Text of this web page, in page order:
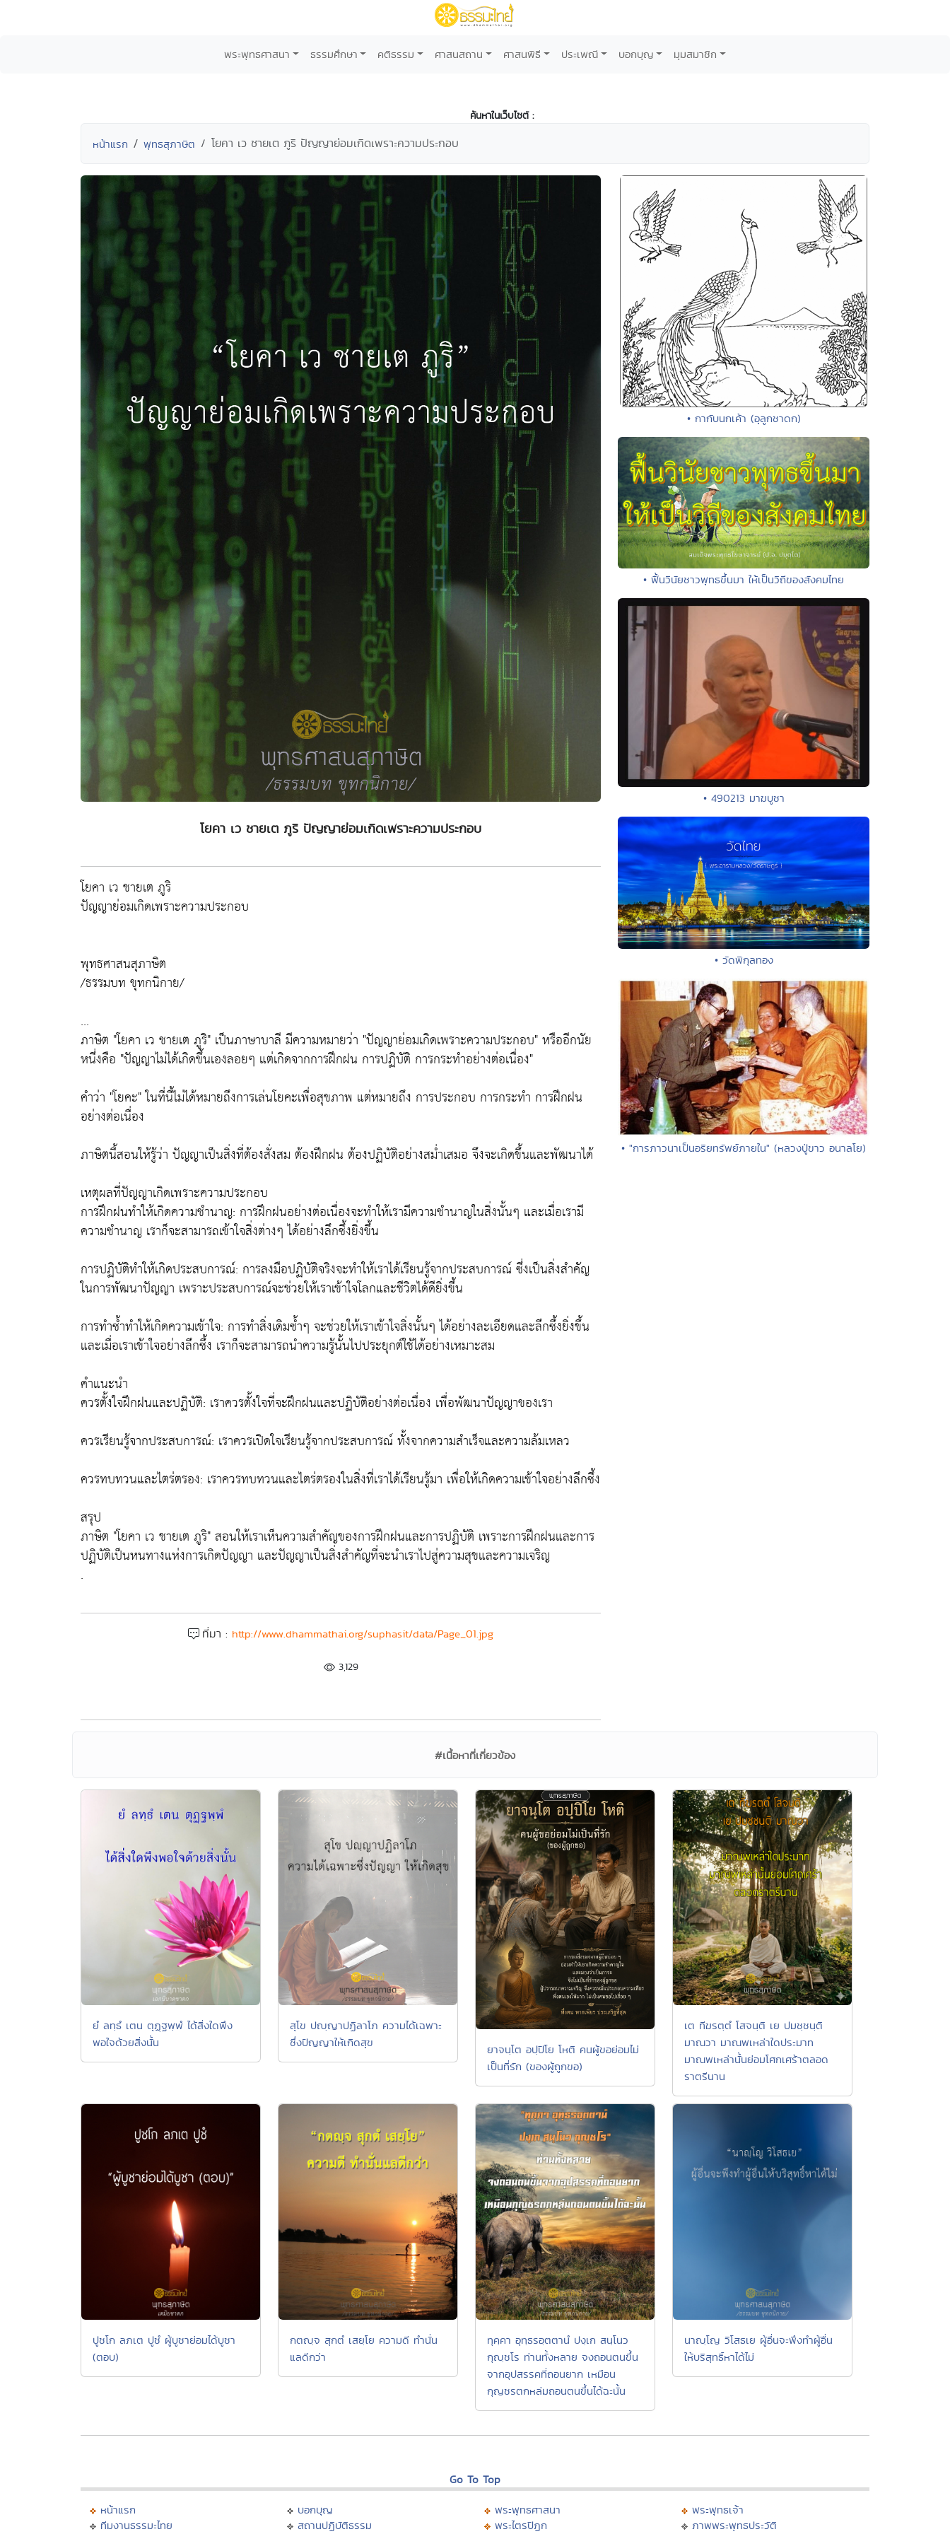
พระพุทธศาสนา ธรรมศึกษา คติธรรม ศาสนสถาน ศาสนพิธี ประเพณี บอกบุญ มุมสมาชิก
ค้นหาในเว็บไซต์ :
หน้าแรก พุทธสุภาษิต โยคา เว ชายเต ภูริ ปัญญาย่อมเกิดเพราะความประกอบ
โยคา เว ชายเต ภูริ ปัญญาย่อมเกิดเพราะความประกอบ
โยคา เว ชายเต ภูริ
ปัญญาย่อมเกิดเพราะความประกอบ
พุทธศาสนสุภาษิต
/ธรรมบท ขุทกนิกาย/
...
ภาษิต "โยคา เว ชายเต ภูริ" เป็นภาษาบาลี มีความหมายว่า "ปัญญาย่อมเกิดเพราะความประกอบ" หรืออีกนัย
หนึ่งคือ "ปัญญาไม่ได้เกิดขึ้นเองลอยๆ แต่เกิดจากการฝึกฝน การปฏิบัติ การกระทำอย่างต่อเนื่อง"
คำว่า "โยคะ" ในที่นี้ไม่ได้หมายถึงการเล่นโยคะเพื่อสุขภาพ แต่หมายถึง การประกอบ การกระทำ การฝึกฝน
อย่างต่อเนื่อง
ภาษิตนี้สอนให้รู้ว่า ปัญญาเป็นสิ่งที่ต้องสั่งสม ต้องฝึกฝน ต้องปฏิบัติอย่างสม่ำเสมอ จึงจะเกิดขึ้นและพัฒนาได้
เหตุผลที่ปัญญาเกิดเพราะความประกอบ
การฝึกฝนทำให้เกิดความชำนาญ: การฝึกฝนอย่างต่อเนื่องจะทำให้เรามีความชำนาญในสิ่งนั้นๆ และเมื่อเรามี
ความชำนาญ เราก็จะสามารถเข้าใจสิ่งต่างๆ ได้อย่างลึกซึ้งยิ่งขึ้น
การปฏิบัติทำให้เกิดประสบการณ์: การลงมือปฏิบัติจริงจะทำให้เราได้เรียนรู้จากประสบการณ์ ซึ่งเป็นสิ่งสำคัญ
ในการพัฒนาปัญญา เพราะประสบการณ์จะช่วยให้เราเข้าใจโลกและชีวิตได้ดียิ่งขึ้น
การทำซ้ำทำให้เกิดความเข้าใจ: การทำสิ่งเดิมซ้ำๆ จะช่วยให้เราเข้าใจสิ่งนั้นๆ ได้อย่างละเอียดและลึกซึ้งยิ่งขึ้น
และเมื่อเราเข้าใจอย่างลึกซึ้ง เราก็จะสามารถนำความรู้นั้นไปประยุกต์ใช้ได้อย่างเหมาะสม
คำแนะนำ
ควรตั้งใจฝึกฝนและปฏิบัติ: เราควรตั้งใจที่จะฝึกฝนและปฏิบัติอย่างต่อเนื่อง เพื่อพัฒนาปัญญาของเรา
ควรเรียนรู้จากประสบการณ์: เราควรเปิดใจเรียนรู้จากประสบการณ์ ทั้งจากความสำเร็จและความล้มเหลว
ควรทบทวนและไตร่ตรอง: เราควรทบทวนและไตร่ตรองในสิ่งที่เราได้เรียนรู้มา เพื่อให้เกิดความเข้าใจอย่างลึกซึ้ง
สรุป
ภาษิต "โยคา เว ชายเต ภูริ" สอนให้เราเห็นความสำคัญของการฝึกฝนและการปฏิบัติ เพราะการฝึกฝนและการ
ปฏิบัติเป็นหนทางแห่งการเกิดปัญญา และปัญญาเป็นสิ่งสำคัญที่จะนำเราไปสู่ความสุขและความเจริญ
.
ที่มา : http://www.dhammathai.org/suphasit/data/Page_01.jpg
3,129
• กากับนกเค้า (อุลูกชาดก)
• ฟื้นวินัยชาวพุทธขึ้นมา ให้เป็นวิถีของสังคมไทย
• 490213 มาฆบูชา
• วัดพิกุลทอง
• "การภาวนาเป็นอริยทรัพย์ภายใน" (หลวงปู่ขาว อนาลโย)
#เนื้อหาที่เกี่ยวข้อง
ยํ ลทฺธํ เตน ตุฏฺฐพฺพํ ได้สิ่งใดพึง
พอใจด้วยสิ่งนั้น
สุโข ปญฺญาปฏิลาโภ ความได้เฉพาะ
ซึ่งปัญญาให้เกิดสุข
ยาจนฺโต อปฺปิโย โหติ คนผู้ขอย่อมไม่
เป็นที่รัก (ของผู้ถูกขอ)
เต ทีฆรตฺตํ โสจนฺติ เย ปมชฺชนฺติ
มาณวา มาณพเหล่าใดประมาท
มาณพเหล่านั้นย่อมโศกเศร้าตลอด
ราตรีนาน
ปูชโก ลภเต ปูชํ ผู้บูชาย่อมได้บูชา
(ตอบ)
กตญฺจ สุกตํ เสยฺโย ความดี ทำนั่น
แลดีกว่า
ทุคฺคา อุทฺธรอฺตตานํ ปงฺเก สนฺโนว
กุญฺชโร ท่านทั้งหลาย จงถอนตนขึ้น
จากอุปสรรคที่ถอนยาก เหมือน
กุญชรตกหล่มถอนตนขึ้นได้ฉะนั้น
นาญฺโญ วิโสธเย ผู้อื่นจะพึงทำผู้อื่น
ให้บริสุทธิ์หาได้ไม่
Go To Top
หน้าแรก
ทีมงานธรรมะไทย
บอกบุญ
สถานปฏิบัติธรรม
พระพุทธศาสนา
พระไตรปิฏก
พระพุทธเจ้า
ภาพพระพุทธประวัติ